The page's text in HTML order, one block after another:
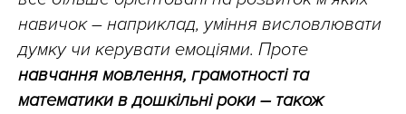
навичок – наприклад, уміння висловлювати
думку чи керувати емоціями. Проте
навчання мовлення, грамотності та
математики в дошкільні роки – також